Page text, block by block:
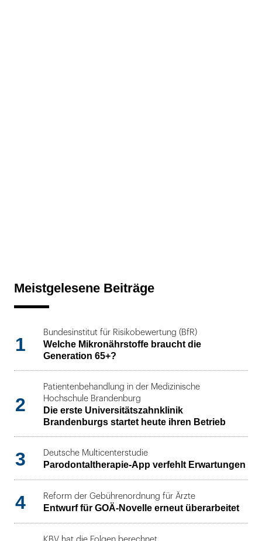
Meistgelesene Beiträge
1
Bundesinstitut für Risikobewertung (BfR)
Welche Mikronährstoffe braucht die
Generation 65+?
2
Patientenbehandlung in der Medizinische
Hochschule Brandenburg
Die erste Universitätszahnklinik
Brandenburgs startet heute ihren Betrieb
3 Deutsche Multicenterstudie
Parodontaltherapie-App verfehlt Erwartungen
4 Reform der Gebührenordnung für Ärzte
Entwurf für GOÄ-Novelle erneut überarbeitet